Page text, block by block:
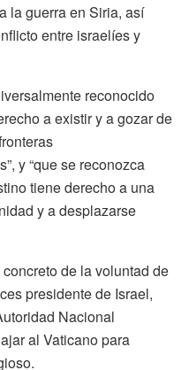
la guerra en Siria, así
entre israelíes y
reconocido
a existir y a gozar de
y “que se reconozca
tiene derecho a una
y a desplazarse
de la voluntad de
presidente de Israel,
Nacional
al Vaticano para